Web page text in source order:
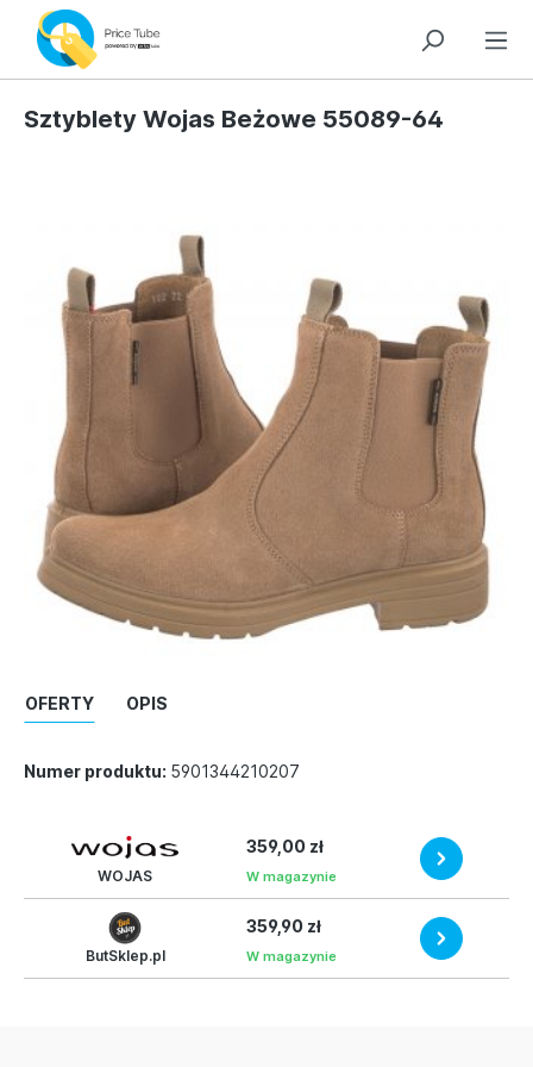
Sztyblety Wojas Beżowe 55089-64
OFERTY OPIS
Numer produktu: 5901344210207
WOJAS
359,00 zł
W magazynie
ButSklep.pl
359,90 zł
W magazynie